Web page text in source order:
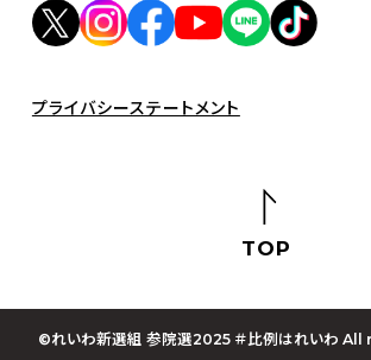
プライバシーステートメント
TOP
©れいわ新選組 参院選2025 ＃比例はれいわ